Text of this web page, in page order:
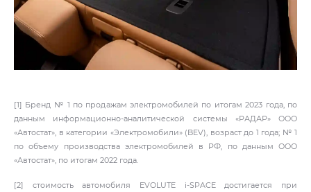
[1] Бренд № 1 по продажам электромобилей по итогам 2023 года, по
данным информационно-аналитической системы «РАДАР» ООО
«Автостат», в категории «Электромобили» (BEV), возраст до 1 года; № 1
по объему производства электромобилей в РФ, по данным ООО
«Автостат», по итогам 2022 года.
[2] стоимость автомобиля EVOLUTE i‑SPACE достигается при